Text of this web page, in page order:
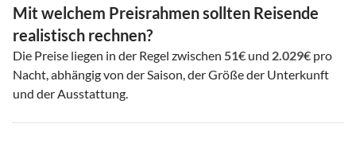
Mit welchem Preisrahmen sollten Reisende
realistisch rechnen?
Die Preise liegen in der Regel zwischen 51€ und 2.029€ pro
Nacht, abhängig von der Saison, der Größe der Unterkunft
und der Ausstattung.